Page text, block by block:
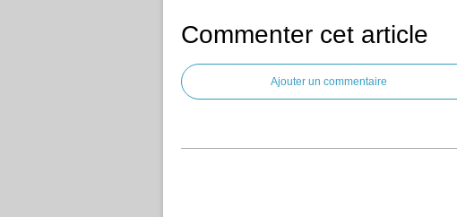
Commenter cet article
Ajouter un commentaire